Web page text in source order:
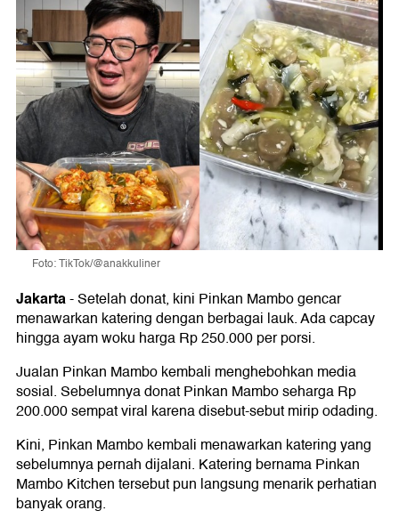
Foto: TikTok/@anakkuliner
Jakarta-Setelah donat, kini Pinkan Mambo gencar
menawarkan katering dengan berbagai lauk. Ada capcay
hingga ayam woku harga Rp 250.000 per porsi.
Jualan Pinkan Mambo kembali menghebohkan media
sosial. Sebelumnya donat Pinkan Mambo seharga Rp
200.000 sempat viral karena disebut-sebut mirip odading.
Kini, Pinkan Mambo kembali menawarkan katering yang
sebelumnya pernah dijalani. Katering bernama Pinkan
Mambo Kitchen tersebut pun langsung menarik perhatian
banyak orang.